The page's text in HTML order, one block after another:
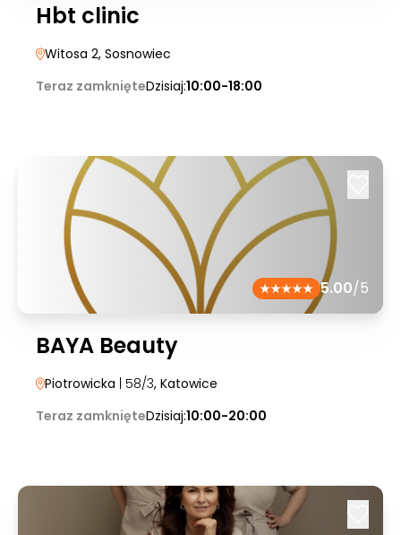
Hbt clinic
Witosa 2, Sosnowiec
Teraz zamknięteDzisiaj:10:00-18:00
5.00/5
BAYA Beauty
Piotrowicka | 58/3, Katowice
Teraz zamknięteDzisiaj:10:00-20:00